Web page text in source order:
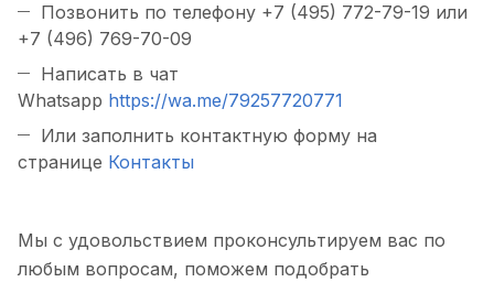
Позвонить по телефону +7 (495) 772-79-19 или
+7 (496) 769-70-09
Написать в чат
Whatsapp https://wa.me/79257720771
Или заполнить контактную форму на
странице Контакты
Мы с удовольствием проконсультируем вас по
любым вопросам, поможем подобрать